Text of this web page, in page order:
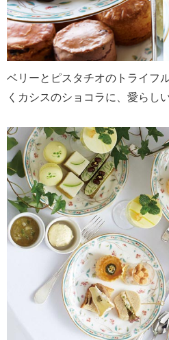
ベリーとピスタチオのトライフ
くカシスのショコラに、愛らし